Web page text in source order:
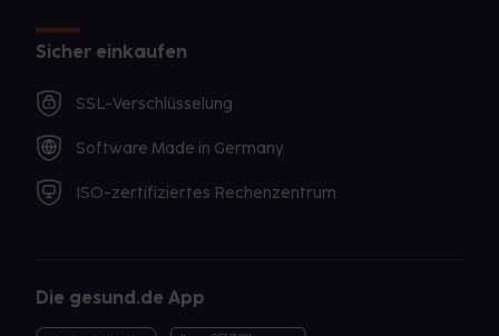
Sicher einkaufen
SSL-Verschlüsselung
Software Made in Germany
ISO-zertifiziertes Rechenzentrum
Die gesund.de App